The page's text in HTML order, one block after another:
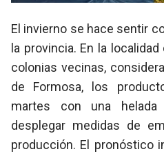
El invierno se hace sentir
la provincia. En la localidad
colonias vecinas,
de Formosa, los
martes con una
desplegar medidas de
producción. El pronóstico